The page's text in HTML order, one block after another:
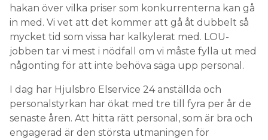
hakan över vilka priser som konkurrenterna kan gå
in med. Vi vet att det kommer att gå åt dubbelt så
mycket tid som vissa har kalkylerat med. LOU-
jobben tar vi mest i nödfall om vi måste fylla ut med
någonting för att inte behöva säga upp personal.
I dag har Hjulsbro Elservice 24 anställda och
personalstyrkan har ökat med tre till fyra per år de
senaste åren. Att hitta rätt personal, som är bra och
engagerad är den största utmaningen för